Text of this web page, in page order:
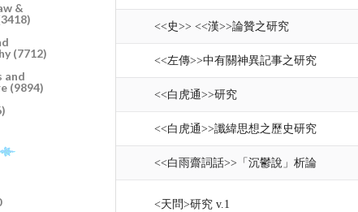
&
(7712)
and
(9894)
<<史>> <<漢>>論贊之研究
<<左傳>>中有關神異記事之研究
<<白虎通>>研究
<<白虎通>>讖緯思想之歷史研究
<<白雨齋詞話>>「沉鬱說」析論
<天問>研究 v.1